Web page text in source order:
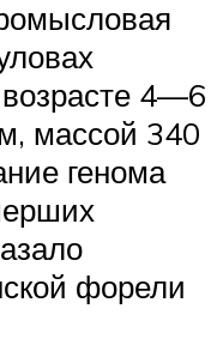
4—6
массой 340
генома
форели